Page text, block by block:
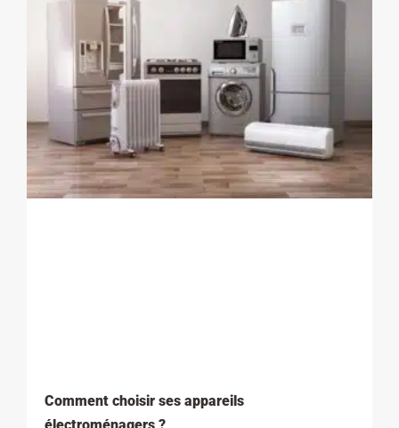
Comment choisir ses appareils